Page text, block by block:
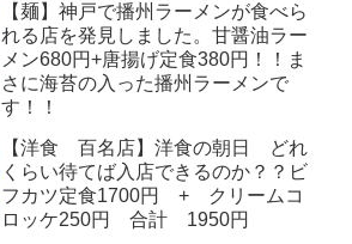
【麺】神戸で播州ラーメンが食べら
れる店を発見しました。甘醤油ラー
メン680円+唐揚げ定食380円！！ま
さに海苔の入った播州ラーメンで
す！！
【洋食 百名店】洋食の朝日 どれ
くらい待てば入店できるのか？？ビ
フカツ定食1700円 + クリームコ
ロッケ250円 合計 1950円